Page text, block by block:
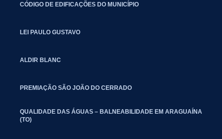
CÓDIGO DE EDIFICAÇÕES DO MUNICÍPIO
LEI PAULO GUSTAVO
ALDIR BLANC
PREMIAÇÃO SÃO JOÃO DO CERRADO
QUALIDADE DAS ÁGUAS – BALNEABILIDADE EM ARAGUAÍNA
(TO)